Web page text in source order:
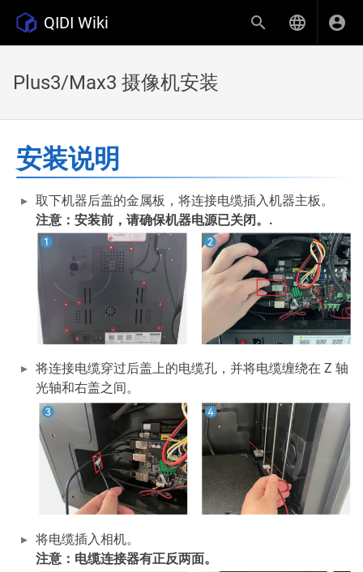
QIDI Wiki
Plus3/Max3 摄像机安装
安装说明
取下机器后盖的金属板，将连接电缆插入机器主板。
注意：安装前，请确保机器电源已关闭。.
将连接电缆穿过后盖上的电缆孔，并将电缆缠绕在 Z 轴
光轴和右盖之间。
将电缆插入相机。
注意：电缆连接器有正反两面。